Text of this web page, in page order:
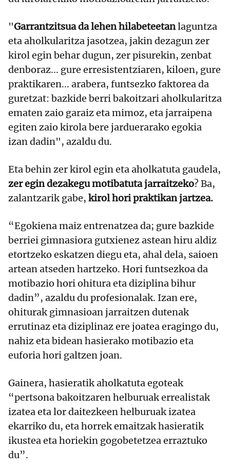
"Garrantzitsua da lehen hilabeteetanlaguntza
eta aholkularitza jasotzea, jakin dezagun zer
kirol egin behar dugun, zer pisurekin, zenbat
denboraz... gure erresistentziaren, kiloen, gure
praktikaren... arabera, funtsezko faktorea da
guretzat: bazkide berri bakoitzari aholkularitza
ematen zaio garaiz eta mimoz, eta jarraipena
egiten zaio kirola bere jarduerarako egokia
izan dadin", azaldu du.
Eta behin zer kirol egin eta aholkatuta gaudela,
zer egin dezakegu motibatuta jarraitzeko? Ba,
zalantzarik gabe, kirol hori praktikan jartzea.
“Egokiena maiz entrenatzea da; gure bazkide
berriei gimnasiora gutxienez astean hiru aldiz
etortzeko eskatzen diegu eta, ahal dela, saioen
artean atseden hartzeko. Hori funtsezkoa da
motibazio hori ohitura eta diziplina bihur
dadin”, azaldu du profesionalak. Izan ere,
ohiturak gimnasioan jarraitzen dutenak
errutinaz eta diziplinaz ere joatea eragingo du,
nahiz eta bidean hasierako motibazio eta
euforia hori galtzen joan.
Gainera, hasieratik aholkatuta egoteak
“pertsona bakoitzaren helburuak errealistak
izatea eta lor daitezkeen helburuak izatea
ekarriko du, eta horrek emaitzak hasieratik
ikustea eta horiekin gogobetetzea erraztuko
du”.